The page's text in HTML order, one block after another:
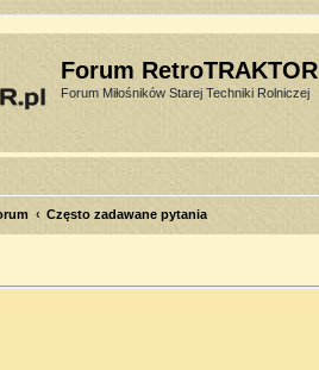
Forum RetroTRAKTOR
Forum Miłośników Starej Techniki Rolniczej
Często zadawane pytania